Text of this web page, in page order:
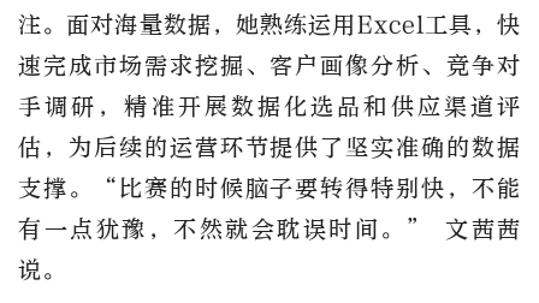
注。面对海量数据，她熟练运用Excel工具，快
速完成市场需求挖掘、客户画像分析、竞争对
手调研，精准开展数据化选品和供应渠道评
估，为后续的运营环节提供了坚实准确的数据
支撑。
“ 比赛的时候脑子要转得特别快，不能
有一点犹豫，不然就会耽误时间。 ” 文茜茜
说。